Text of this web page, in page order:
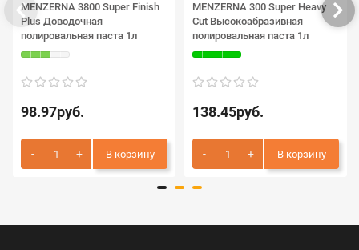
MENZERNA 3800 Super Finish
Plus Доводочная
полировальная паста 1л
98.97руб.
В корзину
MENZERNA 300 Super Heavy
Cut Высокоабразивная
полировальная паста 1л
138.45руб.
В корзину